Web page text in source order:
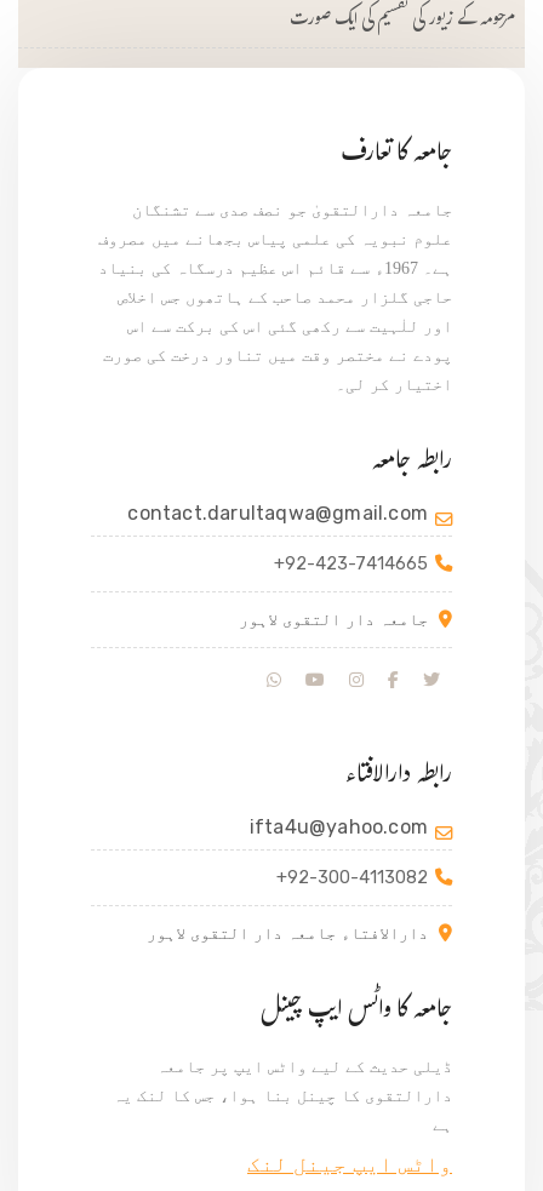
مرحومہ کے زیور کی تقسیم کی ایک صورت
جامعہ کا تعارف
جامعہ دارالتقویٰ جو نصف صدی سے تشنگان
علوم نبویہ کی علمی پیاس بجھانے میں مصروف
ہے۔ 1967ء سے قائم اس عظیم درسگاہ کی بنیاد
حاجی گلزار محمد صاحب کے ہاتھوں جس اخلاص
اور للٰہیت سے رکھی گئی اس کی برکت سے اس
پودے نے مختصر وقت میں تناور درخت کی صورت
اختیار کر لی۔
رابطہ جامعہ
contact.darultaqwa@gmail.com
+92-423-7414665
جامعہ دار التقوی لاہور
رابطہ دارالافتاء
ifta4u@yahoo.com
+92-300-4113082
دارالافتاء جامعہ دار التقوی لاہور
جامعہ کا واٹس ایپ چینل
ڈیلی حدیث کے لیے واٹس ایپ پر جامعہ
دارالتقوی کا چینل بنا ہوا، جس کا لنک یہ
ہے
واٹس ایپ جینل لنک